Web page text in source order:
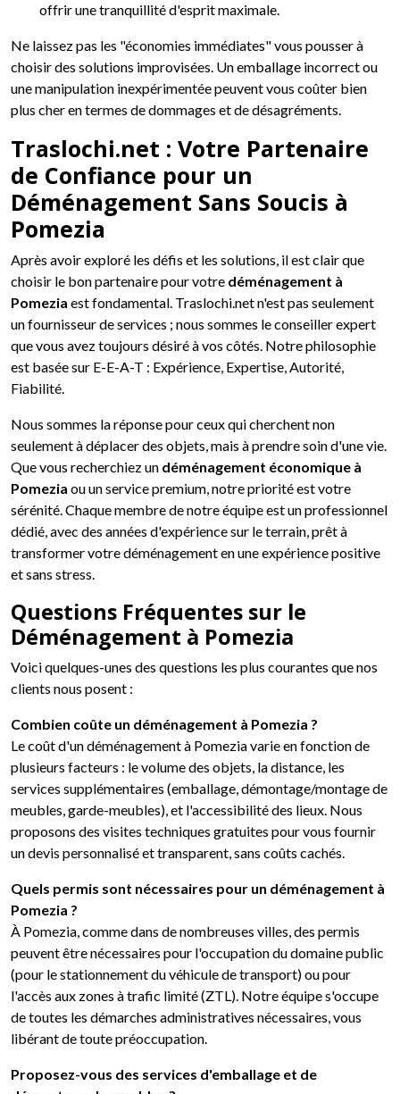
offrir une tranquillité d'esprit maximale.
Ne laissez pas les "économies immédiates" vous pousser à
choisir des solutions improvisées. Un emballage incorrect ou
une manipulation inexpérimentée peuvent vous coûter bien
plus cher en termes de dommages et de désagréments.
Traslochi.net : Votre Partenaire
de Confiance pour un
Déménagement Sans Soucis à
Pomezia
Après avoir exploré les défis et les solutions, il est clair que
choisir le bon partenaire pour votre déménagement à
Pomezia est fondamental. Traslochi.net n'est pas seulement
un fournisseur de services ; nous sommes le conseiller expert
que vous avez toujours désiré à vos côtés. Notre philosophie
est basée sur E-E-A-T : Expérience, Expertise, Autorité,
Fiabilité.
Nous sommes la réponse pour ceux qui cherchent non
seulement à déplacer des objets, mais à prendre soin d'une vie.
Que vous recherchiez un déménagement économique à
Pomezia ou un service premium, notre priorité est votre
sérénité. Chaque membre de notre équipe est un professionnel
dédié, avec des années d'expérience sur le terrain, prêt à
transformer votre déménagement en une expérience positive
et sans stress.
Questions Fréquentes sur le
Déménagement à Pomezia
Voici quelques-unes des questions les plus courantes que nos
clients nous posent :
Combien coûte un déménagement à Pomezia ?
Le coût d'un déménagement à Pomezia varie en fonction de
plusieurs facteurs : le volume des objets, la distance, les
services supplémentaires (emballage, démontage/montage de
meubles, garde-meubles), et l'accessibilité des lieux. Nous
proposons des visites techniques gratuites pour vous fournir
un devis personnalisé et transparent, sans coûts cachés.
Quels permis sont nécessaires pour un déménagement à
Pomezia ?
À Pomezia, comme dans de nombreuses villes, des permis
peuvent être nécessaires pour l'occupation du domaine public
(pour le stationnement du véhicule de transport) ou pour
l'accès aux zones à trafic limité (ZTL). Notre équipe s'occupe
de toutes les démarches administratives nécessaires, vous
libérant de toute préoccupation.
Proposez-vous des services d'emballage et de